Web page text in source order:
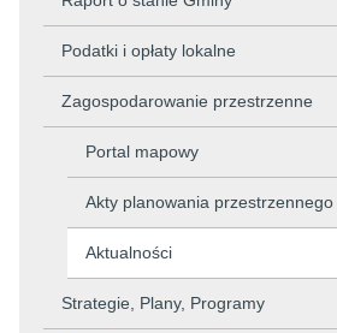
Podatki i opłaty lokalne
Zagospodarowanie przestrzenne
Portal mapowy
Akty planowania przestrzennego
Aktualności
Strategie, Plany, Programy